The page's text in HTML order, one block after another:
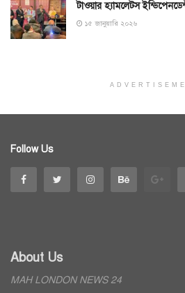
টাওয়ার হ্যামলেটস
১৫ জানুয়ারি ২০২৬
Follow Us
About Us
MAH LONDON NEWS 24